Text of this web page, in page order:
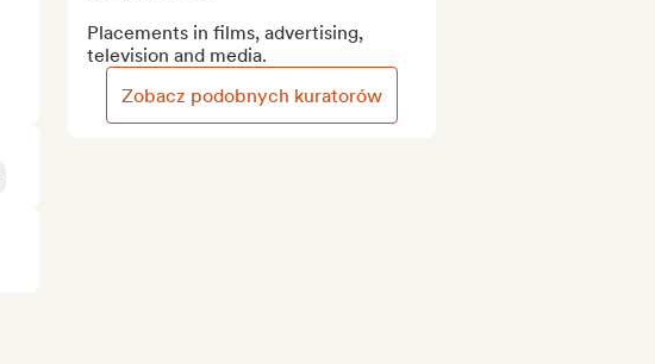
Placements in films, advertising,
television and media.
Zobacz podobnych kuratorów